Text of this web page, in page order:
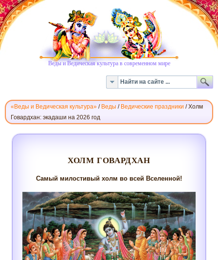
Веды и Ведическая культура в современном мире
«Веды и Ведическая культура» / Веды / Ведические праздники /Холм
Говардхан: экадаши на 2026 год
ХОЛМ
ХОЛМ ГОВАРДХАН
Самый милостивый холм во всей Вселенной!